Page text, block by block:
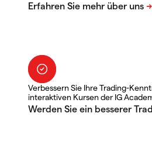
Verbessern Sie Ihre Trading-
interaktiven Kursen der IG